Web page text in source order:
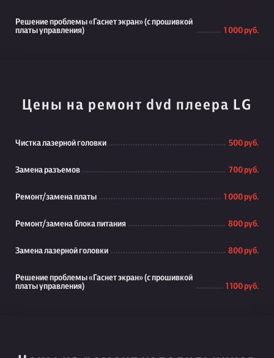
Решение проблемы «Гаснет экран» (с прошивкой
платы управления)
1 000 руб.
Цены на ремонт dvd плеера LG
Чистка лазерной головки 500 руб.
Замена разъемов 700 руб.
Ремонт/замена платы 1 000 руб.
Ремонт/замена блока питания 800 руб.
Замена лазерной головки 800 руб.
Решение проблемы «Гаснет экран» (с прошивкой
платы управления)
1 100 руб.